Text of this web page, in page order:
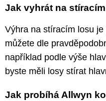
Jak vyhrát na
Výhra na stíracím losu
můžete dle
například podle výše
byste měli losy stírat
Jak probíhá Allwyn